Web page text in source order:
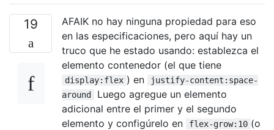
19
AFAIK no hay ninguna propiedad para eso
en las especificaciones, pero aquí hay un
truco que he estado usando: establezca el
elemento contenedor (el que tiene
display:flex ) en
justify-content:space-
around
Luego agregue un elemento
adicional entre el primer y el segundo
elemento y configúrelo en
flex-grow:10 (o